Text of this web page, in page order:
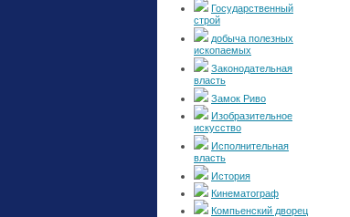
Государственный
строй
добыча полезных
ископаемых
Законодательная
власть
Замок Риво
Изобразительное
искусство
Исполнительная
власть
История
Кинематограф
Компьенский дворец